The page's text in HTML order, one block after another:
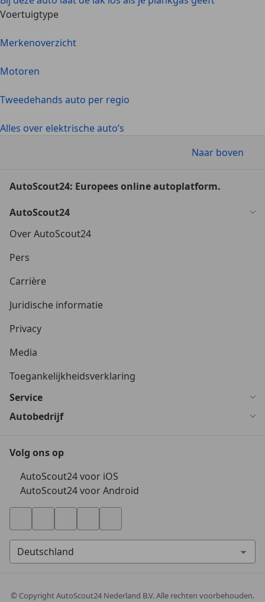
Voertuigtype
Merkenoverzicht
Motoren
Tweedehands auto per regio
Alles over elektrische auto’s
Naar boven
AutoScout24: Europees online autoplatform.
AutoScout24
Over AutoScout24
Pers
Carrière
Juridische informatie
Privacy
Media
Toegankelijkheidsverklaring
Service
Autobedrijf
Volg ons op
AutoScout24 voor iOS
AutoScout24 voor Android
© CopyrightAutoScout24 Nederland B.V. Alle rechten voorbehouden.